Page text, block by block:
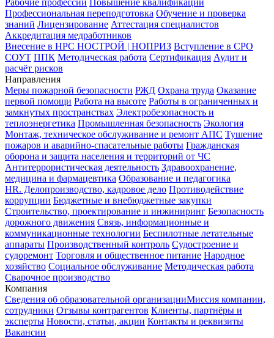
Профессиональная переподготовка Обучение и проверка
знаний Лицензирование Аттестация специалистов
Аккредитация медработников
Внесение в НРС НОСТРОЙ | НОПРИЗ Вступление в СРО
СОУТ ППК Методическая работа Сертификация Аудит и
расчёт рисков
Направления
Меры пожарной безопасности РЖД Охрана труда Оказание
первой помощи Работа на высоте Работы в ограниченных и
замкнутых пространствах Электробезопасность и
теплоэнергетика Промышленная безопасность Экология
Монтаж, техническое обслуживание и ремонт АПС Тушение
пожаров и аварийно-спасательные работы Гражданская
оборона и защита населения и территорий от ЧС
Антитеррористическая деятельность Здравоохранение,
медицина и фармацевтика Образование и педагогика
HR. Делопроизводство, кадровое дело Противодействие
коррупции Бюджетные и внебюджетные закупки
Строительство, проектирование и инжиниринг Безопасность
дорожного движения Связь, информационные и
коммуникационные технологии Беспилотные летательные
аппараты Производственный контроль Судостроение и
судоремонт Торговля и общественное питание Народное
хозяйство Социальное обслуживание Методическая работа
Сварочное производство
Компания
Сведения об образовательной организацииМиссия компании,
сотрудники Отзывы контрагентов Клиенты, партнёры и
эксперты Новости, статьи, акции Контакты и реквизиты
Вакансии